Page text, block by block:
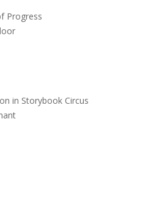
Progress
in Storybook Circus